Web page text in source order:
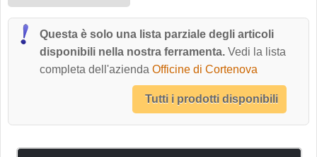
Questa è solo una lista parziale degli articoli
disponibili nella nostra ferramenta. Vedi la lista
completa dell'azienda Officine di Cortenova
Tutti i prodotti disponibili